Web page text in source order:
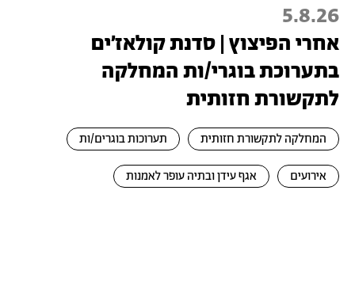
5.8.26
אחרי הפיצוץ | סדנת קולאז׳ים
בתערוכת בוגרי/ות המחלקה
לתקשורת חזותית
המחלקה לתקשורת חזותית תערוכות בוגרים/ות
אירועים אגף עידן ובתיה עופר לאמנות